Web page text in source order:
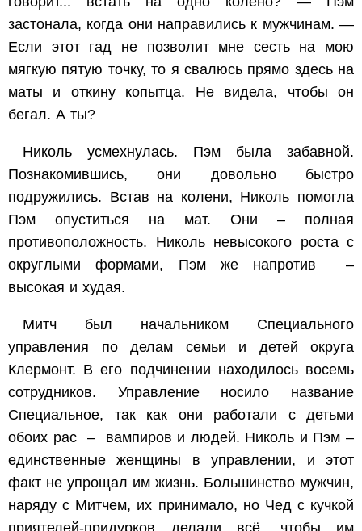
застонала, когда они направились к мужчинам. —
Если этот гад не позволит мне сесть на мою
мягкую пятую точку, то я свалюсь прямо здесь на
маты и откину копытца. Не видела, чтобы он
бегал. А ты?
Николь усмехнулась. Пэм была забавной.
Познакомившись, они довольно быстро
подружились. Встав на колени, Николь помогла
Пэм опуститься на мат. Они – полная
противоположность. Николь невысокого роста с
округлыми формами, Пэм же напротив –
высокая и худая.
Митч был начальником Специального
управления по делам семьи и детей округа
Клермонт. В его подчинении находилось восемь
сотрудников. Управление носило название
Специальное, так как они работали с детьми
обоих рас – вампиров и людей. Николь и Пэм –
единственные женщины в управлении, и этот
факт не упрощал им жизнь. Большинство мужчин,
наряду с Митчем, их принимало, но Чед с кучкой